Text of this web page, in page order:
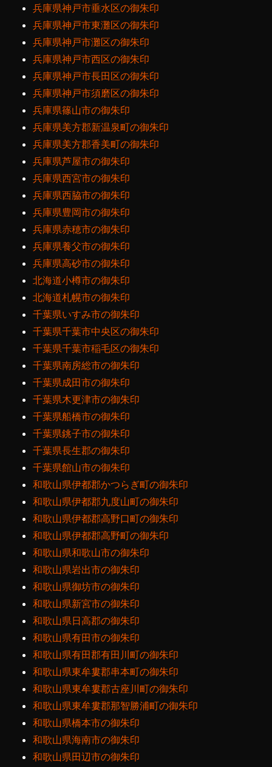
兵庫県神戸市垂水区の御朱印
兵庫県神戸市東灘区の御朱印
兵庫県神戸市灘区の御朱印
兵庫県神戸市西区の御朱印
兵庫県神戸市長田区の御朱印
兵庫県神戸市須磨区の御朱印
兵庫県篠山市の御朱印
兵庫県美方郡新温泉町の御朱印
兵庫県美方郡香美町の御朱印
兵庫県芦屋市の御朱印
兵庫県西宮市の御朱印
兵庫県西脇市の御朱印
兵庫県豊岡市の御朱印
兵庫県赤穂市の御朱印
兵庫県養父市の御朱印
兵庫県高砂市の御朱印
北海道小樽市の御朱印
北海道札幌市の御朱印
千葉県いすみ市の御朱印
千葉県千葉市中央区の御朱印
千葉県千葉市稲毛区の御朱印
千葉県南房総市の御朱印
千葉県成田市の御朱印
千葉県木更津市の御朱印
千葉県船橋市の御朱印
千葉県銚子市の御朱印
千葉県長生郡の御朱印
千葉県館山市の御朱印
和歌山県伊都郡かつらぎ町の御朱印
和歌山県伊都郡九度山町の御朱印
和歌山県伊都郡高野口町の御朱印
和歌山県伊都郡高野町の御朱印
和歌山県和歌山市の御朱印
和歌山県岩出市の御朱印
和歌山県御坊市の御朱印
和歌山県新宮市の御朱印
和歌山県日高郡の御朱印
和歌山県有田市の御朱印
和歌山県有田郡有田川町の御朱印
和歌山県東牟婁郡串本町の御朱印
和歌山県東牟婁郡古座川町の御朱印
和歌山県東牟婁郡那智勝浦町の御朱印
和歌山県橋本市の御朱印
和歌山県海南市の御朱印
和歌山県田辺市の御朱印